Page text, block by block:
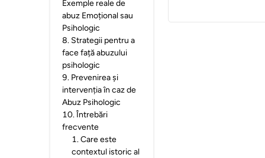
Exemple reale de
abuz Emoțional sau
Psihologic
8. Strategii pentru a
face față abuzului
psihologic
9. Prevenirea și
intervenția în caz de
Abuz Psihologic
10.Întrebări
frecvente
1.Care este
contextul istoric al